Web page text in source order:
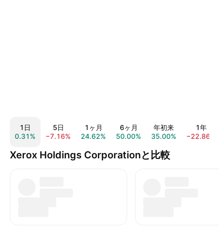
1日
0.31%
5日
−7.16%
1ヶ月
24.62%
6ヶ月
50.00%
年初来
35.00%
1年
−22.86%
Xerox Holdings Corporationと比較